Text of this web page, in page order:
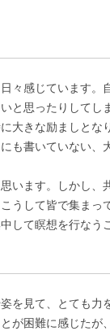
々感じています。
と思ったりしてし
大きな励ましとな
も書いていない、
います。しかし、
うして皆で集まっ
して瞑想を行なう
を見て、とても力
が困難に感じたが